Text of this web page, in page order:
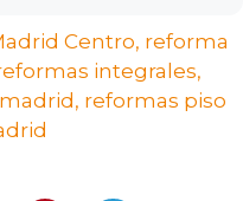
Centro, reforma
integrales,
, reformas piso